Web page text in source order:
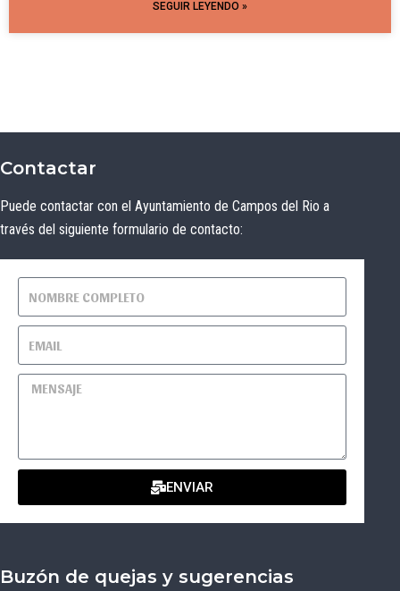
SEGUIR LEYENDO »
Contactar
Puede contactar con el Ayuntamiento de Campos del Rio a
través del siguiente formulario de contacto:
ENVIAR
Buzón de quejas y sugerencias